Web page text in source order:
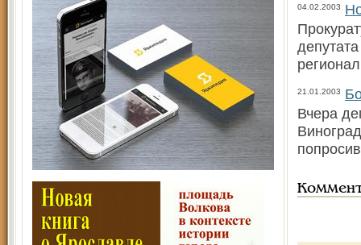
04.02.2003
21.01.2003
Вчера